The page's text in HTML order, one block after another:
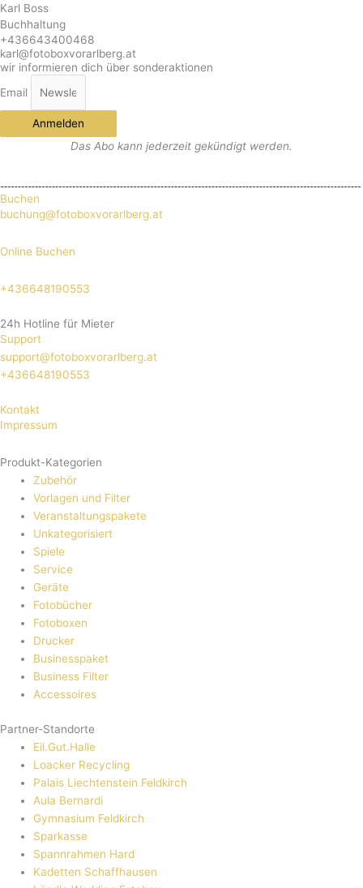
Karl Boss
Buchhaltung
+436643400468
karl@fotoboxvorarlberg.at
wir informieren dich über sonderaktionen
Email
Anmelden
Das Abo kann jederzeit gekündigt werden.
Buchen
buchung@fotoboxvorarlberg.at
Online Buchen
+436648190553
24h Hotline für Mieter
Support
support@fotoboxvorarlberg.at
+436648190553
Kontakt
Impressum
Produkt-Kategorien
Zubehör
Vorlagen und Filter
Veranstaltungspakete
Unkategorisiert
Spiele
Service
Geräte
Fotobücher
Fotoboxen
Drucker
Businesspaket
Business Filter
Accessoires
Partner-Standorte
Eil.Gut.Halle
Loacker Recycling
Palais Liechtenstein Feldkirch
Aula Bernardi
Gymnasium Feldkirch
Sparkasse
Spannrahmen Hard
Kadetten Schaffhausen